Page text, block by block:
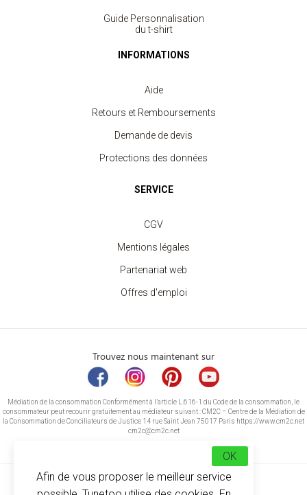
Guide Personnalisation
du t-shirt
INFORMATIONS
Aide
Retours et Remboursements
Demande de devis
Protections des données
SERVICE
CGV
Mentions légales
Partenariat web
Offres d'emploi
Trouvez nous maintenant sur
Médiation de la consommation Conformément à l’article L.616-1 du Code de la consommation, le
consommateur peut recourir gratuitement au médiateur suivant : CM2C – Centre de la Médiation de
la Consommation de Conciliateurs de Justice 14 rue Saint Jean 75017 Paris https://www.cm2c.net
cm2c@cm2c.net
Afin de vous proposer le meilleur service
OK